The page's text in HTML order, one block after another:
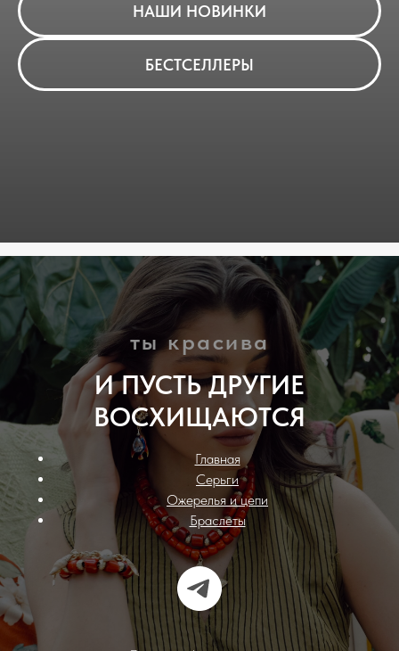
НАШИ НОВИНКИ
БЕСТСЕЛЛЕРЫ
ты красива
И ПУСТЬ ДРУГИЕ
ВОСХИЩАЮТСЯ
Главная
Серьги
Ожерелья и цепи
Браслеты